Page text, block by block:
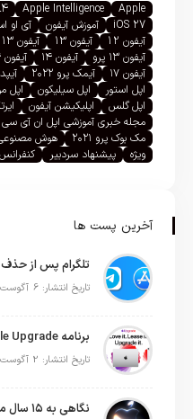
Apple
Apple Intelligence
iOS 27
آموزش آیفون آی او
آیفون 12
آیفون 13 آیفون 13 مینی
آیفون ۱۳ پرو
آیفون ۱۴ آیفون ۱۴ پرو
آیفون ۱۷
آیمک پرو ۲۰۲۲ آیپد
اپل استور
اپل سیلیکون اپل
اپل گلس
اپلیکیشن آیفون
مجله خبری آموزشی اپل ان آی سی
مک بوک پرو ۲۰۲۱
هوش
ویژه
پیشنهاد سردبیر
آخرین پست ها
تلگرام پس از
تاریخ انتشار: 6 آگوست 2026
تاریخ انتشار: 2 آگوست 2026
نگاهی به ۱۵ سال مدیریت تیم کوک در اپل